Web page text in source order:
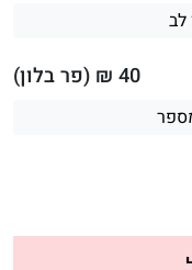
40 ₪ (פר בלון)